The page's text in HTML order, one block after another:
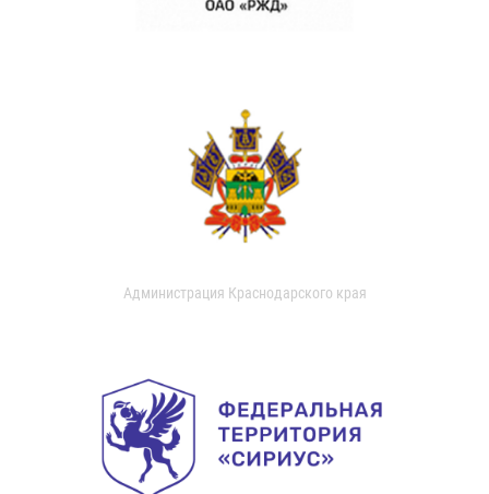
Администрация Краснодарского края